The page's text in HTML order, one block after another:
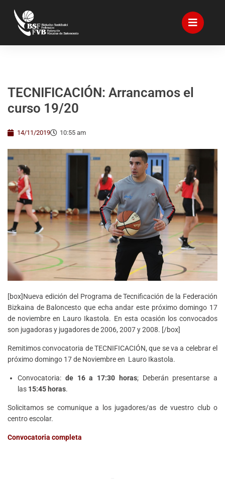
TECNIFICACIÓN: Arrancamos el
curso 19/20
14/11/2019 10:55 am
[box]Nueva edición del Programa de Tecnificación de la Federación
Bizkaina de Baloncesto que echa andar este próximo domingo 17
de noviembre en Lauro Ikastola. En esta ocasión los convocados
son jugadoras y jugadores de 2006, 2007 y 2008. [/box]
Remitimos convocatoria de TECNIFICACIÓN, que se va a celebrar el
próximo domingo 17 de Noviembre en Lauro Ikastola.
Convocatoria: de 16 a 17:30 horas; Deberán presentarse a
las 15:45 horas.
Solicitamos se comunique a los jugadores/as de vuestro club o
centro escolar.
Convocatoria completa